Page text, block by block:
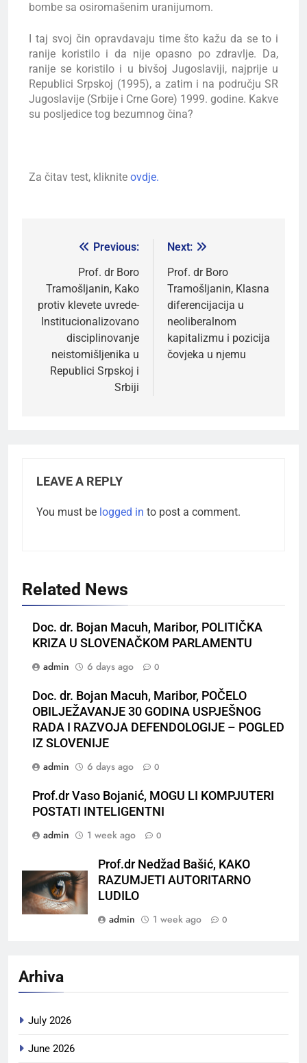
bombe sa osiromašenim uranijumom.
I taj svoj čin opravdavaju time što kažu da se to i
ranije koristilo i da nije opasno po zdravlje. Da,
ranije se koristilo i u bivšoj Jugoslaviji, najprije u
Republici Srpskoj (1995), a zatim i na području SR
Jugoslavije (Srbije i Crne Gore) 1999. godine. Kakve
su posljedice tog bezumnog čina?
Za čitav test, kliknite ovdje.
Previous:
Prof. dr Boro
Tramošljanin, Kako
protiv klevete uvrede-
Institucionalizovano
disciplinovanje
neistomišljenika u
Republici Srpskoj i
Srbiji
Next:
Prof. dr Boro
Tramošljanin, Klasna
diferencijacija u
neoliberalnom
kapitalizmu i pozicija
čovjeka u njemu
LEAVE A REPLY
You must be logged in to post a comment.
Related News
Doc. dr. Bojan Macuh, Maribor, POLITIČKA
KRIZA U SLOVENAČKOM PARLAMENTU
admin
6 days ago 0
Doc. dr. Bojan Macuh, Maribor, POČELO
OBILJEŽAVANJE 30 GODINA USPJEŠNOG
RADA I RAZVOJA DEFENDOLOGIJE – POGLED
IZ SLOVENIJE
admin
6 days ago 0
Prof.dr Vaso Bojanić, MOGU LI KOMPJUTERI
POSTATI INTELIGENTNI
admin
1 week ago 0
Prof.dr Nedžad Bašić, KAKO
RAZUMJETI AUTORITARNO
LUDILO
admin
1 week ago 0
Arhiva
July 2026
June 2026